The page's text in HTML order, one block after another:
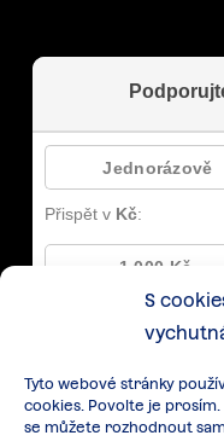
S
Tyto webové stránky
cookies. Povolte je
se můžete rozhodnout